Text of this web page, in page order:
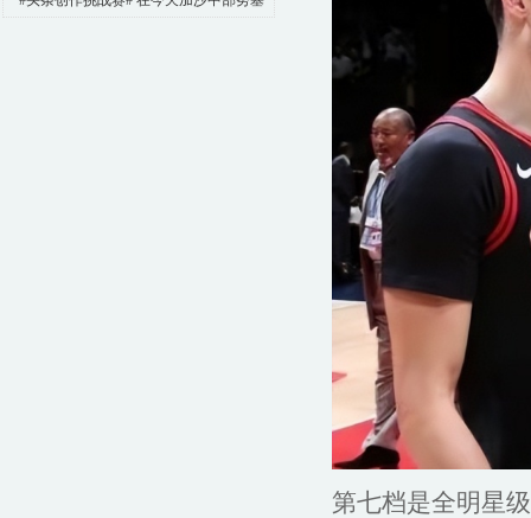
第七档是全明星